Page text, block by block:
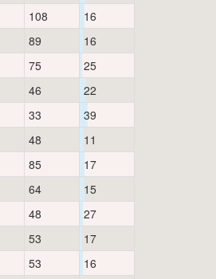
108
16
89
16
75
25
46
22
33
39
48
11
85
17
64
15
48
27
53
17
53
16